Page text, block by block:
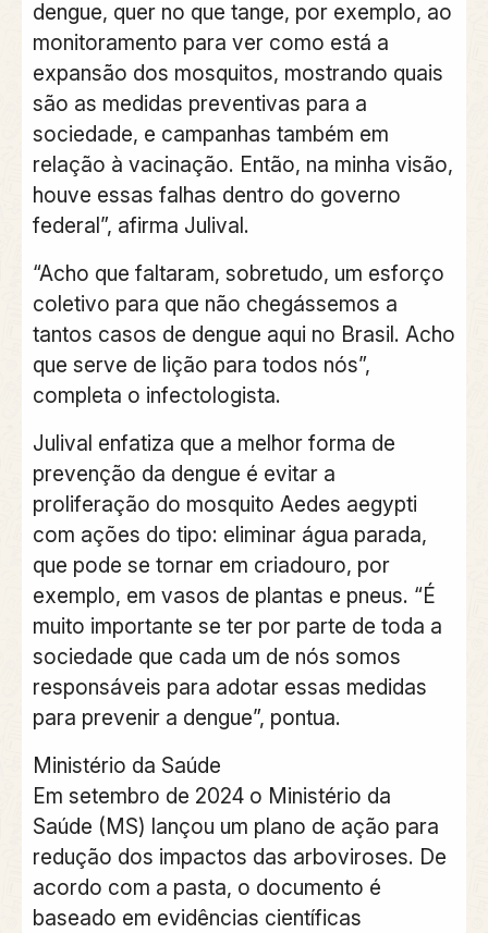
dengue, quer no que tange, por exemplo, ao
monitoramento para ver como está a
expansão dos mosquitos, mostrando quais
são as medidas preventivas para a
sociedade, e campanhas também em
relação à vacinação. Então, na minha visão,
houve essas falhas dentro do governo
federal”, afirma Julival.
“Acho que faltaram, sobretudo, um esforço
coletivo para que não chegássemos a
tantos casos de dengue aqui no Brasil. Acho
que serve de lição para todos nós”,
completa o infectologista.
Julival enfatiza que a melhor forma de
prevenção da dengue é evitar a
proliferação do mosquito Aedes aegypti
com ações do tipo: eliminar água parada,
que pode se tornar em criadouro, por
exemplo, em vasos de plantas e pneus. “É
muito importante se ter por parte de toda a
sociedade que cada um de nós somos
responsáveis para adotar essas medidas
para prevenir a dengue”, pontua.
Ministério da Saúde
Em setembro de 2024 o Ministério da
Saúde (MS) lançou um plano de ação para
redução dos impactos das arboviroses. De
acordo com a pasta, o documento é
baseado em evidências científicas